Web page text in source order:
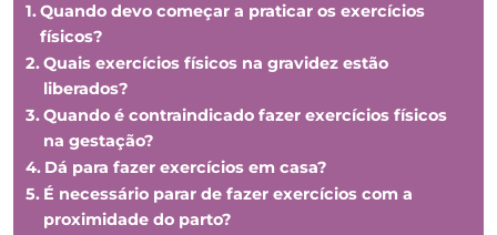
Quando devo começar a praticar os exercícios
físicos?
Quais exercícios físicos na gravidez estão
liberados?
Quando é contraindicado fazer exercícios físicos
na gestação?
Dá para fazer exercícios em casa?
É necessário parar de fazer exercícios com a
proximidade do parto?